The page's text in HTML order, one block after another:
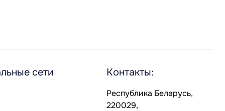
сети Контакты:
Республика Беларусь,
220029,